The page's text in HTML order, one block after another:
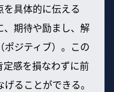
具体的に伝える
、期待や励まし、解
ジティブ）。この
感を損なわずに前
ることができる。